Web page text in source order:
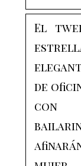
El
de
con